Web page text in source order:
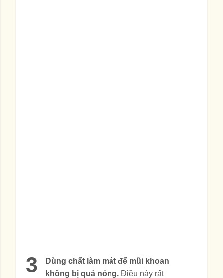
3
Dùng chất làm mát để mũi khoan
không bị quá nóng. Điều này rất